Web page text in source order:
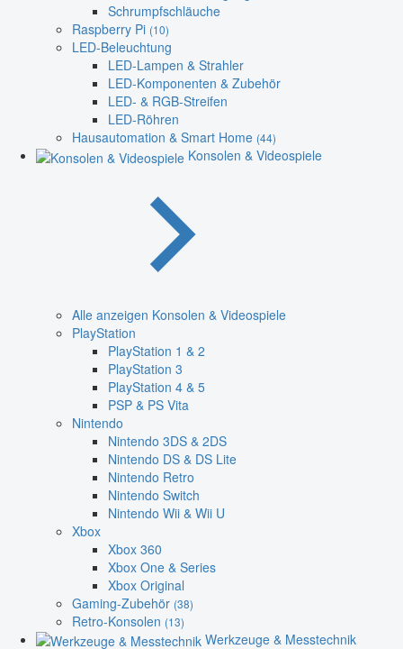
Schrumpfschläuche
Raspberry Pi (10)
LED-Beleuchtung
LED-Lampen & Strahler
LED-Komponenten & Zubehör
LED- & RGB-Streifen
LED-Röhren
Hausautomation & Smart Home (44)
Konsolen & Videospiele
Alle anzeigen Konsolen & Videospiele
PlayStation
PlayStation 1 & 2
PlayStation 3
PlayStation 4 & 5
PSP & PS Vita
Nintendo
Nintendo 3DS & 2DS
Nintendo DS & DS Lite
Nintendo Retro
Nintendo Switch
Nintendo Wii & Wii U
Xbox
Xbox 360
Xbox One & Series
Xbox Original
Gaming-Zubehör (38)
Retro-Konsolen (13)
Werkzeuge & Messtechnik